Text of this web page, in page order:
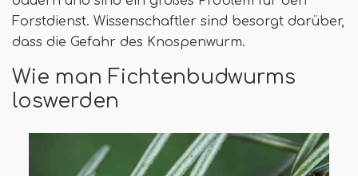
Forstdienst. Wissenschaftler sind besorgt darüber,
dass die Gefahr des Knospenwurm.
Wie man Fichtenbudwurms
loswerden